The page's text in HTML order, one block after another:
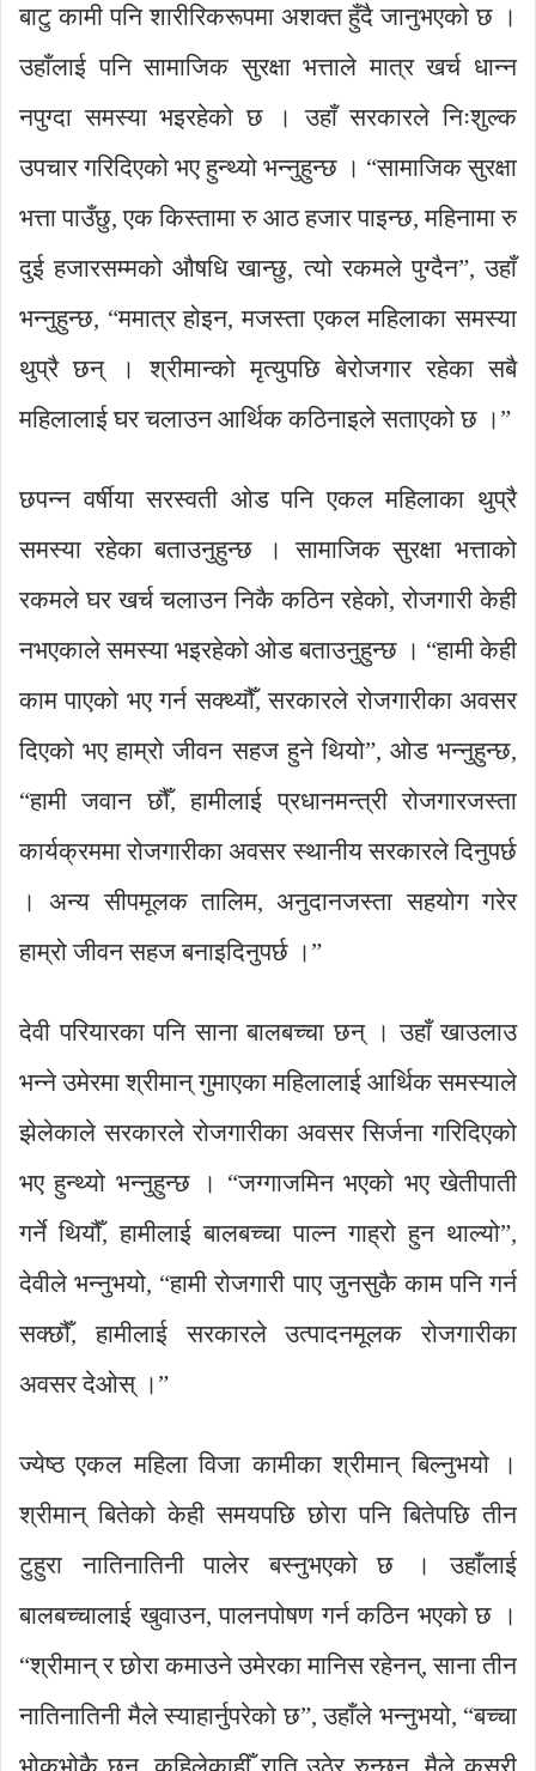
बाटु कामी पनि शारीरिकरूपमा अशक्त हुँदै जानुभएको छ ।
उहाँलाई पनि सामाजिक सुरक्षा भत्ताले मात्र खर्च धान्न
नपुग्दा समस्या भइरहेको छ । उहाँ सरकारले निःशुल्क
उपचार गरिदिएको भए हुन्थ्यो भन्नुहुन्छ । “सामाजिक सुरक्षा
भत्ता पाउँछु, एक किस्तामा रु आठ हजार पाइन्छ, महिनामा रु
दुई हजारसम्मको औषधि खान्छु, त्यो रकमले पुग्दैन”, उहाँ
भन्नुहुन्छ, “ममात्र होइन, मजस्ता एकल महिलाका समस्या
थुप्रै छन् । श्रीमान्को मृत्युपछि बेरोजगार रहेका सबै
महिलालाई घर चलाउन आर्थिक कठिनाइले सताएको छ ।”
छपन्न वर्षीया सरस्वती ओड पनि एकल महिलाका थुप्रै
समस्या रहेका बताउनुहुन्छ । सामाजिक सुरक्षा भत्ताको
रकमले घर खर्च चलाउन निकै कठिन रहेको, रोजगारी केही
नभएकाले समस्या भइरहेको ओड बताउनुहुन्छ । “हामी केही
काम पाएको भए गर्न सक्थ्यौँ, सरकारले रोजगारीका अवसर
दिएको भए हाम्रो जीवन सहज हुने थियो”, ओड भन्नुहुन्छ,
“हामी जवान छौँ, हामीलाई प्रधानमन्त्री रोजगारजस्ता
कार्यक्रममा रोजगारीका अवसर स्थानीय सरकारले दिनुपर्छ
। अन्य सीपमूलक तालिम, अनुदानजस्ता सहयोग गरेर
हाम्रो जीवन सहज बनाइदिनुपर्छ ।”
देवी परियारका पनि साना बालबच्चा छन् । उहाँ खाउलाउ
भन्ने उमेरमा श्रीमान् गुमाएका महिलालाई आर्थिक समस्याले
झेलेकाले सरकारले रोजगारीका अवसर सिर्जना गरिदिएको
भए हुन्थ्यो भन्नुहुन्छ । “जग्गाजमिन भएको भए खेतीपाती
गर्ने थियौँ, हामीलाई बालबच्चा पाल्न गाह्रो हुन थाल्यो”,
देवीले भन्नुभयो, “हामी रोजगारी पाए जुनसुकै काम पनि गर्न
सक्छौँ, हामीलाई सरकारले उत्पादनमूलक रोजगारीका
अवसर देओस् ।”
ज्येष्ठ एकल महिला विजा कामीका श्रीमान् बिल्नुभयो ।
श्रीमान् बितेको केही समयपछि छोरा पनि बितेपछि तीन
टुहुरा नातिनातिनी पालेर बस्नुभएको छ । उहाँलाई
बालबच्चालाई खुवाउन, पालनपोषण गर्न कठिन भएको छ ।
“श्रीमान् र छोरा कमाउने उमेरका मानिस रहेनन्, साना तीन
नातिनातिनी मैले स्याहार्नुपरेको छ”, उहाँले भन्नुभयो, “बच्चा